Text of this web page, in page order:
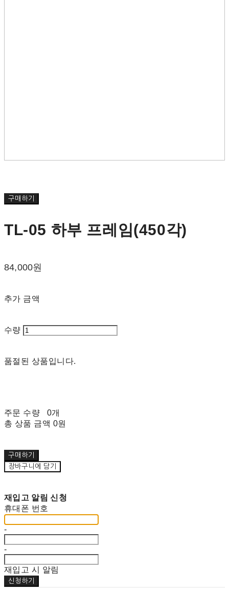
구매하기
TL-05 하부 프레임(450각)
84,000원
추가 금액
수량
품절된 상품입니다.
주문 수량
0개
총 상품 금액 0원
구매하기
장바구니에 담기
재입고 알림 신청
휴대폰 번호
-
-
재입고 시 알림
신청하기